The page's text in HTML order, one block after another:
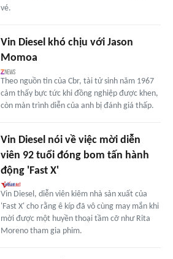
vé.
Vin Diesel khó chịu với Jason
Momoa
Theo nguồn tin của Cbr, tài tử sinh năm 1967
cảm thấy bực tức khi đồng nghiệp được khen,
còn màn trình diễn của anh bị đánh giá thấp.
Vin Diesel nói về việc mời diễn
viên 92 tuổi đóng bom tấn hành
động 'Fast X'
Vin Diesel, diễn viên kiêm nhà sản xuất của
'Fast X' cho rằng ê kíp đã vô cùng may mắn khi
mời được một huyền thoại tầm cỡ như Rita
Moreno tham gia phim.